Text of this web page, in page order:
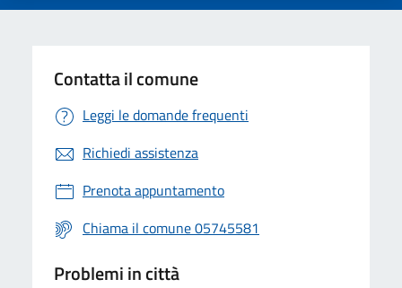
Contatta il comune
Leggi le domande frequenti
Richiedi assistenza
Prenota appuntamento
Chiama il comune 05745581
Problemi in città